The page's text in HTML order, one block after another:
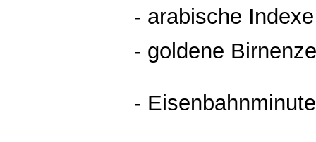
- arabische Indexe
- goldene
-